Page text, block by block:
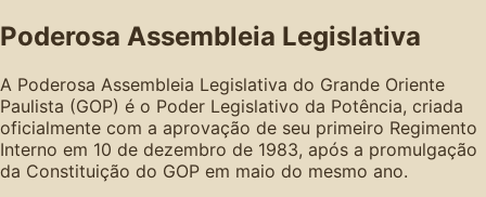
Poderosa Assembleia Legislativa
A Poderosa Assembleia Legislativa do Grande Oriente
Paulista (GOP) é o Poder Legislativo da Potência, criada
oficialmente com a aprovação de seu primeiro Regimento
Interno em 10 de dezembro de 1983, após a promulgação
da Constituição do GOP em maio do mesmo ano.